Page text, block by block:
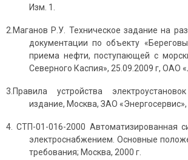
Изм. 1.
2.Маганов Р.У. Техническое задание на
документации по объекту
приема нефти, поступающей с
Северного Каспия», 25.09.2009 г, ОАО
3.Правила устройства
издание, Москва, ЗАО «Энергосервис»,
4. СТП-01-016-2000 Автоматизированная
электроснабжением. Основные
требования; Москва, 2000 г.